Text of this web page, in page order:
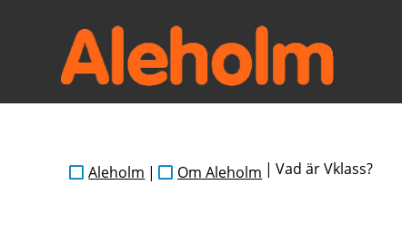
Aleholm | Om Aleholm | Vad är Vklass?